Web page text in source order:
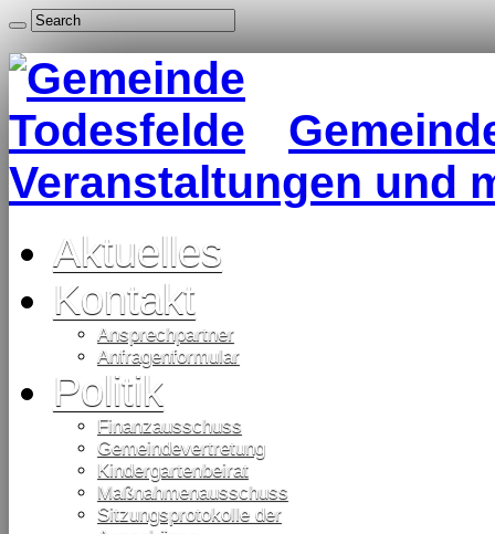
Veranstaltungen und
Aktuelles
Kontakt
Ansprechpartner
Anfragenformular
Politik
Finanzausschuss
Gemeindevertretung
Kindergartenbeirat
Maßnahmenausschuss
Sitzungsprotokolle der